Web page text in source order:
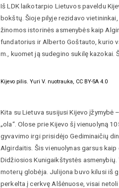
Iš LDK laikotarpio Lietuvos paveldu
bokštų. Šioje pilyje rezidavo
žinomos istorinės asmenybės kaip
fundatorius ir Alberto Goštauto, kurio
m., kuomet ją sudegino sukilę kazokai.
Kijevo pilis. Yuri V. nuotrauka, CC BY-SA 4.0
Kita su Lietuva susijusi Kijevo įžymybė
„ola“. Olose prie Kijevo šį vienuolyną
gyvavimo irgi prisidėjo Gediminaičių
Algirdaitis. Šis vienuolynas garsus
Didžiosios Kunigaikštystės
moterų globėja. Julijona buvo kilusi iš
perkelta į cerkvę Alšėnuose, visai